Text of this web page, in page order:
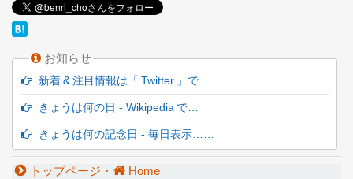
お知らせ
新着 & 注目情報は「 Twitter 」で…
きょうは何の日 - Wikipedia で…
きょうは何の記念日 - 毎日表示……
トップページ・ Home